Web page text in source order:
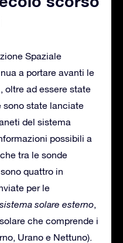
Spaziale
a portare avanti le
oltre ad essere state
sono state lanciate
del sistema
possibili a
tra le sonde
quattro in
per le
sistema solare esterno,
che comprende i
Urano e Nettuno).